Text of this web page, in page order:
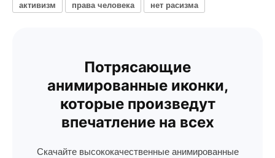
активизм
права человека нет расизма
Потрясающие
анимированные иконки,
которые произведут
впечатление на всех
Скачайте высококачественные анимированные